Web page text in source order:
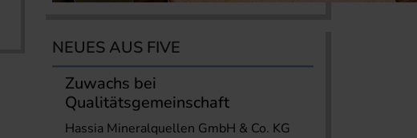
NEUES AUS FIVE
Zuwachs bei
Qualitätsgemeinschaft
Hassia Mineralquellen GmbH & Co. KG